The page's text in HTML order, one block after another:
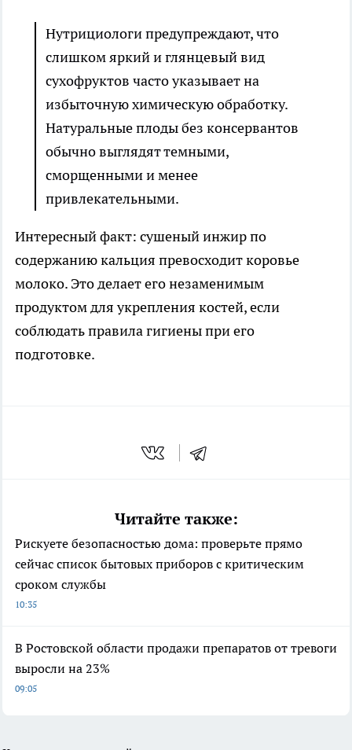
Нутрициологи предупреждают, что
слишком яркий и глянцевый вид
сухофруктов часто указывает на
избыточную химическую обработку.
Натуральные плоды без консервантов
обычно выглядят темными,
сморщенными и менее
привлекательными.
Интересный факт: сушеный инжир по
содержанию кальция превосходит коровье
молоко. Это делает его незаменимым
продуктом для укрепления костей, если
соблюдать правила гигиены при его
подготовке.
Читайте также:
Рискуете безопасностью дома: проверьте прямо
сейчас список бытовых приборов с критическим
сроком службы
10:35
В Ростовской области продажи препаратов от тревоги
выросли на 23%
09:05